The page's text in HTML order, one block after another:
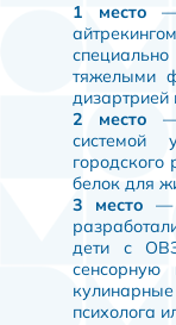
1 место —
тяжелыми
дизартрией
2 место —
системой
городского
белок для
3 место —
дети с
психолога